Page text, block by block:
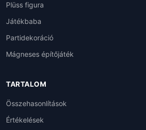
Plüss figura
Játékbaba
Partidekoráció
Mágneses építőjáték
TARTALOM
Összehasonlítások
Értékelések